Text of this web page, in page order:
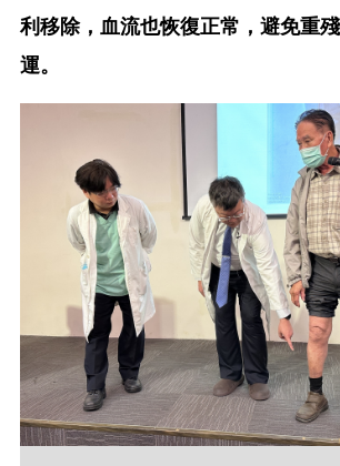
利移除，血流也恢復正常，避免重
運。